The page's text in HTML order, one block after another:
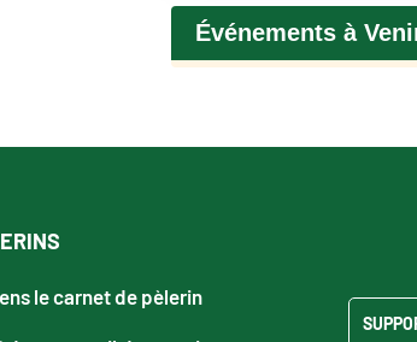
Événements à
le carnet de pèlerin